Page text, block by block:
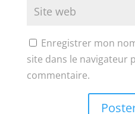
Enregistrer mon
site dans le navigateur
commentaire.